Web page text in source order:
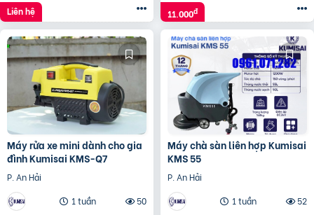
Liên hệ 11.000đ
Máy rửa xe mini dành cho gia
đình Kumisai KMS-Q7
P. An Hải
1 tuần
50
Máy chà sàn liên hợp Kumisai
KMS 55
P. An Hải
1 tuần
52